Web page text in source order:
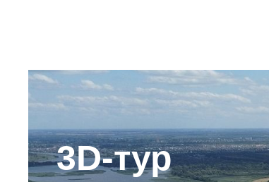
3D-тур